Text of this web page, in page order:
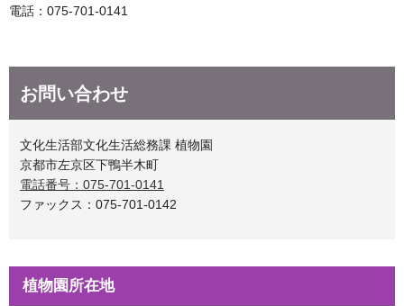
電話：075-701-0141
お問い合わせ
文化生活部文化生活総務課 植物園
京都市左京区下鴨半木町
電話番号：075-701-0141
ファックス：075-701-0142
植物園所在地